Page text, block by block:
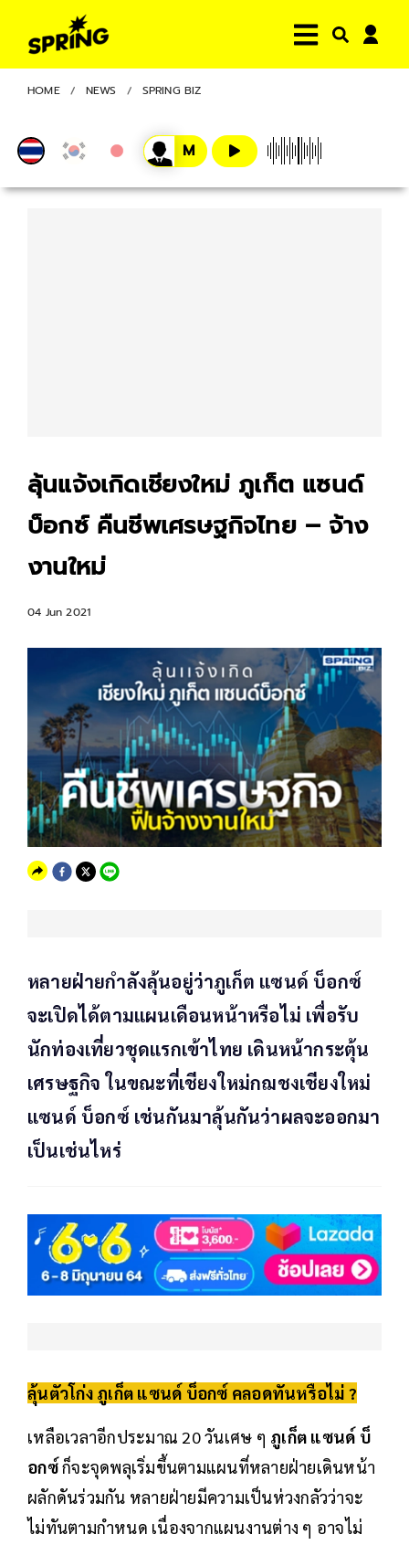
HOME NEWS SPRING BIZ
ลุ้นแจ้งเกิดเชียงใหม่ ภูเก็ต แซนด์
บ็อกซ์ คืนชีพเศรษฐกิจไทย – จ้าง
งานใหม่
04 Jun 2021
หลายฝ่ายกำลังลุ้นอยู่ว่าภูเก็ต แซนด์ บ็อกซ์
จะเปิดได้ตามแผนเดือนหน้าหรือไม่ เพื่อรับ
นักท่องเที่ยวชุดแรกเข้าไทย เดินหน้ากระตุ้น
เศรษฐกิจ ในขณะที่เชียงใหม่กฌชงเชียงใหม่
แซนด์ บ็อกซ์ เช่นกันมาลุ้นกันว่าผลจะออกมา
เป็นเช่นไหร่
ลุ้นตัวโก่ง ภูเก็ต แซนด์ บ็อกซ์ คลอดทันหรือไม่ ?
เหลือเวลาอีกประมาณ 20 วันเศษ ๆ ภูเก็ต แซนด์ บ็
อกซ์ก็จะจุดพลุเริ่มขึ้นตามแผนที่หลายฝ่ายเดินหน้า
ผลักดันร่วมกัน หลายฝ่ายมีความเป็นห่วงกลัวว่าจะ
ไม่ทันตามกำหนด เนื่องจากแผนงานต่าง ๆ อาจไม่